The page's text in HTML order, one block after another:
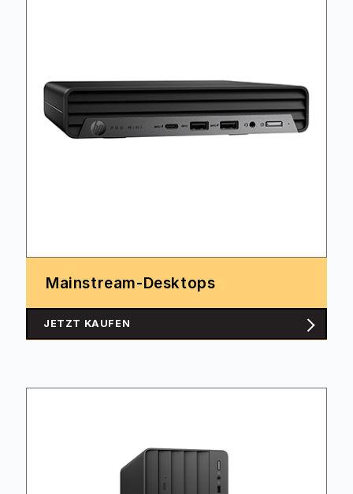
Mainstream-Desktops
JETZT KAUFEN